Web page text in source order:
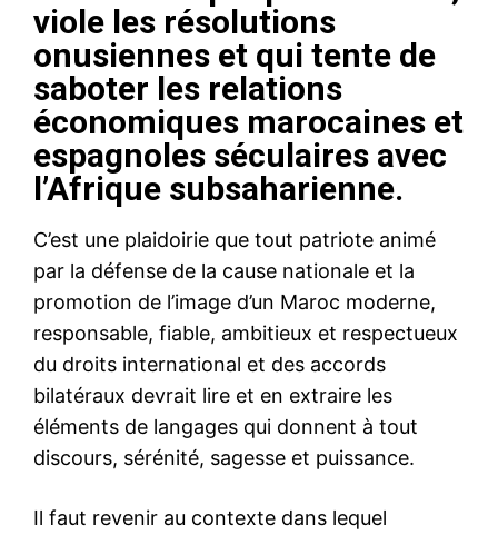
viole les résolutions
onusiennes et qui tente de
saboter les relations
économiques marocaines et
espagnoles séculaires avec
l’Afrique subsaharienne.
C’est une plaidoirie que tout patriote animé
par la défense de la cause nationale et la
promotion de l’image d’un Maroc moderne,
responsable, fiable, ambitieux et respectueux
du droits international et des accords
bilatéraux devrait lire et en extraire les
éléments de langages qui donnent à tout
discours, sérénité, sagesse et puissance.
Il faut revenir au contexte dans lequel